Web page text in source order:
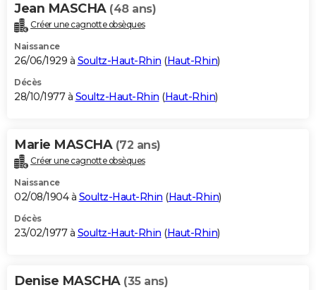
Jean MASCHA (48 ans)
Créer une cagnotte obsèques
Naissance
26/06/1929 à Soultz-Haut-Rhin (Haut-Rhin)
Décès
28/10/1977 à Soultz-Haut-Rhin (Haut-Rhin)
Marie MASCHA (72 ans)
Créer une cagnotte obsèques
Naissance
02/08/1904 à Soultz-Haut-Rhin (Haut-Rhin)
Décès
23/02/1977 à Soultz-Haut-Rhin (Haut-Rhin)
Denise MASCHA (35 ans)